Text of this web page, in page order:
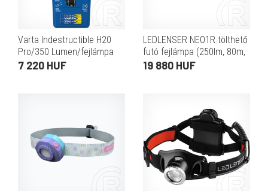
Varta Indestructible H20
Pro/350 Lumen/fejlámpa
7 220 HUF
LEDLENSER NEO1R tölthető
futó fejlámpa (250lm, 80m,
Li-ion, Fekete/szürke)
19 880 HUF